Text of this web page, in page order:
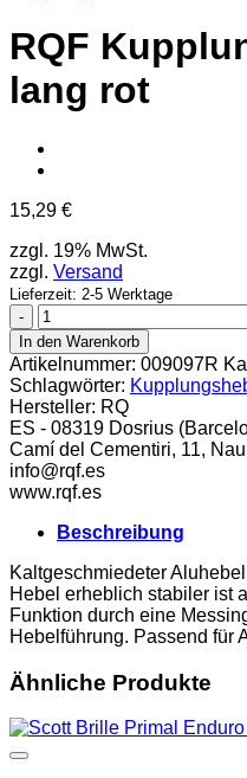
RQF
lang rot
15,29 €
zzgl. 19% MwSt.
zzgl. Versand
Lieferzeit: 2-5 Werktage
RQF
Kupplungshebel
AJP
lang
rot
Menge
In den Warenkorb
Artikelnummer: 009097R
Schlagwörter:
Hersteller: RQ
ES - 08319 Dosrius
Camí del Cementiri, 11,
info@rqf.es
www.rqf.es
Beschreibung
Kaltgeschmiedeter
Hebel erheblich stabiler ist
Funktion durch eine
Hebelführung. Passend für
Ähnliche Produkte